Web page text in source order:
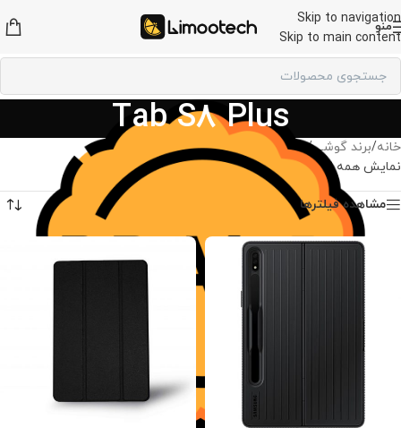
Skip to navigation
Skip to main content
منو
Tab S8 Plus
خانه/برند گوشی/لوازم جانبی سامسونگ/
Tab S8 Plus
نمایش همه 2 نتیجه
مشاهده فیلترها